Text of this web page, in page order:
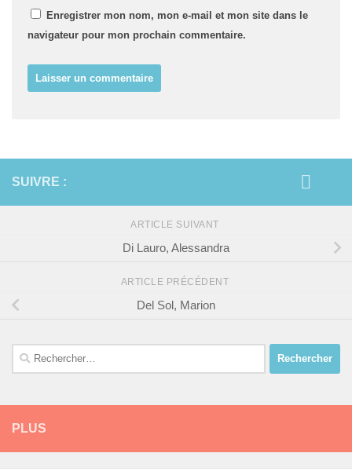
Enregistrer mon nom, mon e-mail et mon site dans le
navigateur pour mon prochain commentaire.
SUIVRE :
ARTICLE SUIVANT
Di Lauro, Alessandra
ARTICLE PRÉCÉDENT
Del Sol, Marion
Rechercher :
PLUS